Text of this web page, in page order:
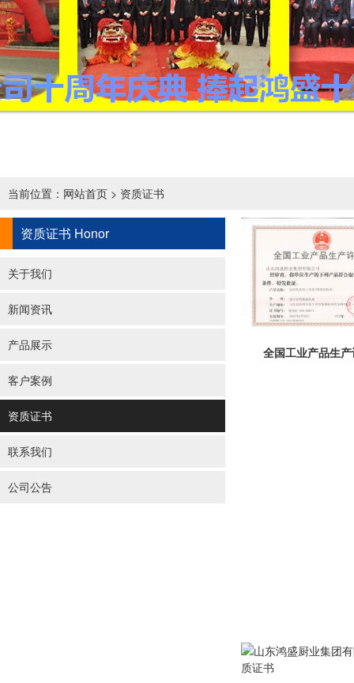
当前位置： 网站首页 > 资质证书
资质证书 Honor
关于我们
新闻资讯
产品展示
客户案例
资质证书
联系我们
公司公告
全国工业产品生